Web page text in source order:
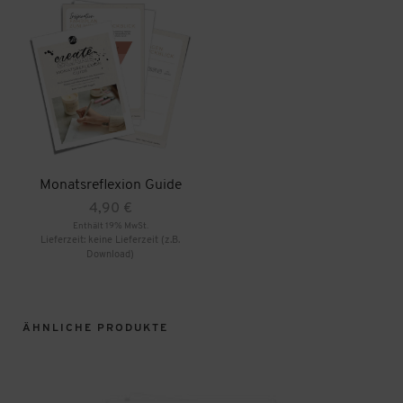
Monatsreflexion Guide
4,90 €
Enthält 19% MwSt.
Lieferzeit: keine Lieferzeit (z.B.
Download)
ÄHNLICHE PRODUKTE